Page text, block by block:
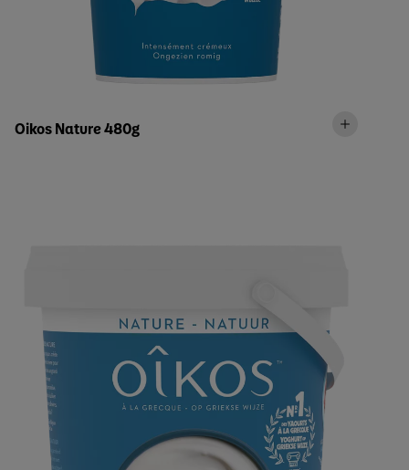
Oikos Nature 480g